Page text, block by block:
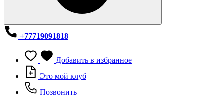
+77719091818
Добавить в избранное
Это мой клуб
Позвонить